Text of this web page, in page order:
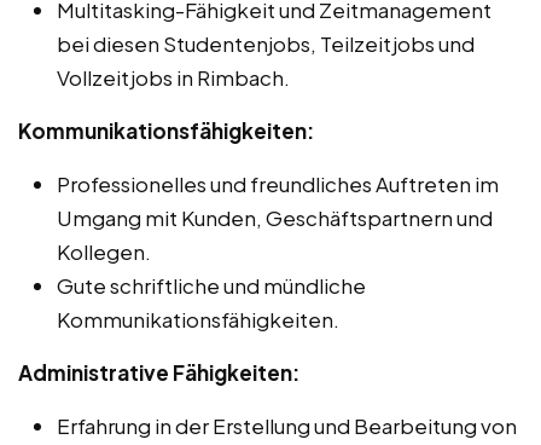
Multitasking-Fähigkeit und Zeitmanagement
bei diesen Studentenjobs, Teilzeitjobs und
Vollzeitjobs in Rimbach.
Kommunikationsfähigkeiten:
Professionelles und freundliches Auftreten im
Umgang mit Kunden, Geschäftspartnern und
Kollegen.
Gute schriftliche und mündliche
Kommunikationsfähigkeiten.
Administrative Fähigkeiten:
Erfahrung in der Erstellung und Bearbeitung von